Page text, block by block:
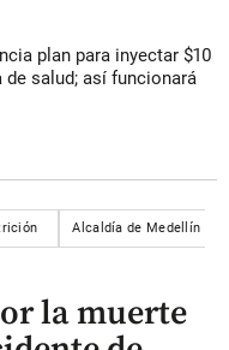
plan para inyectar $10
salud; así funcionará
Alcaldía de Medellín
la muerte